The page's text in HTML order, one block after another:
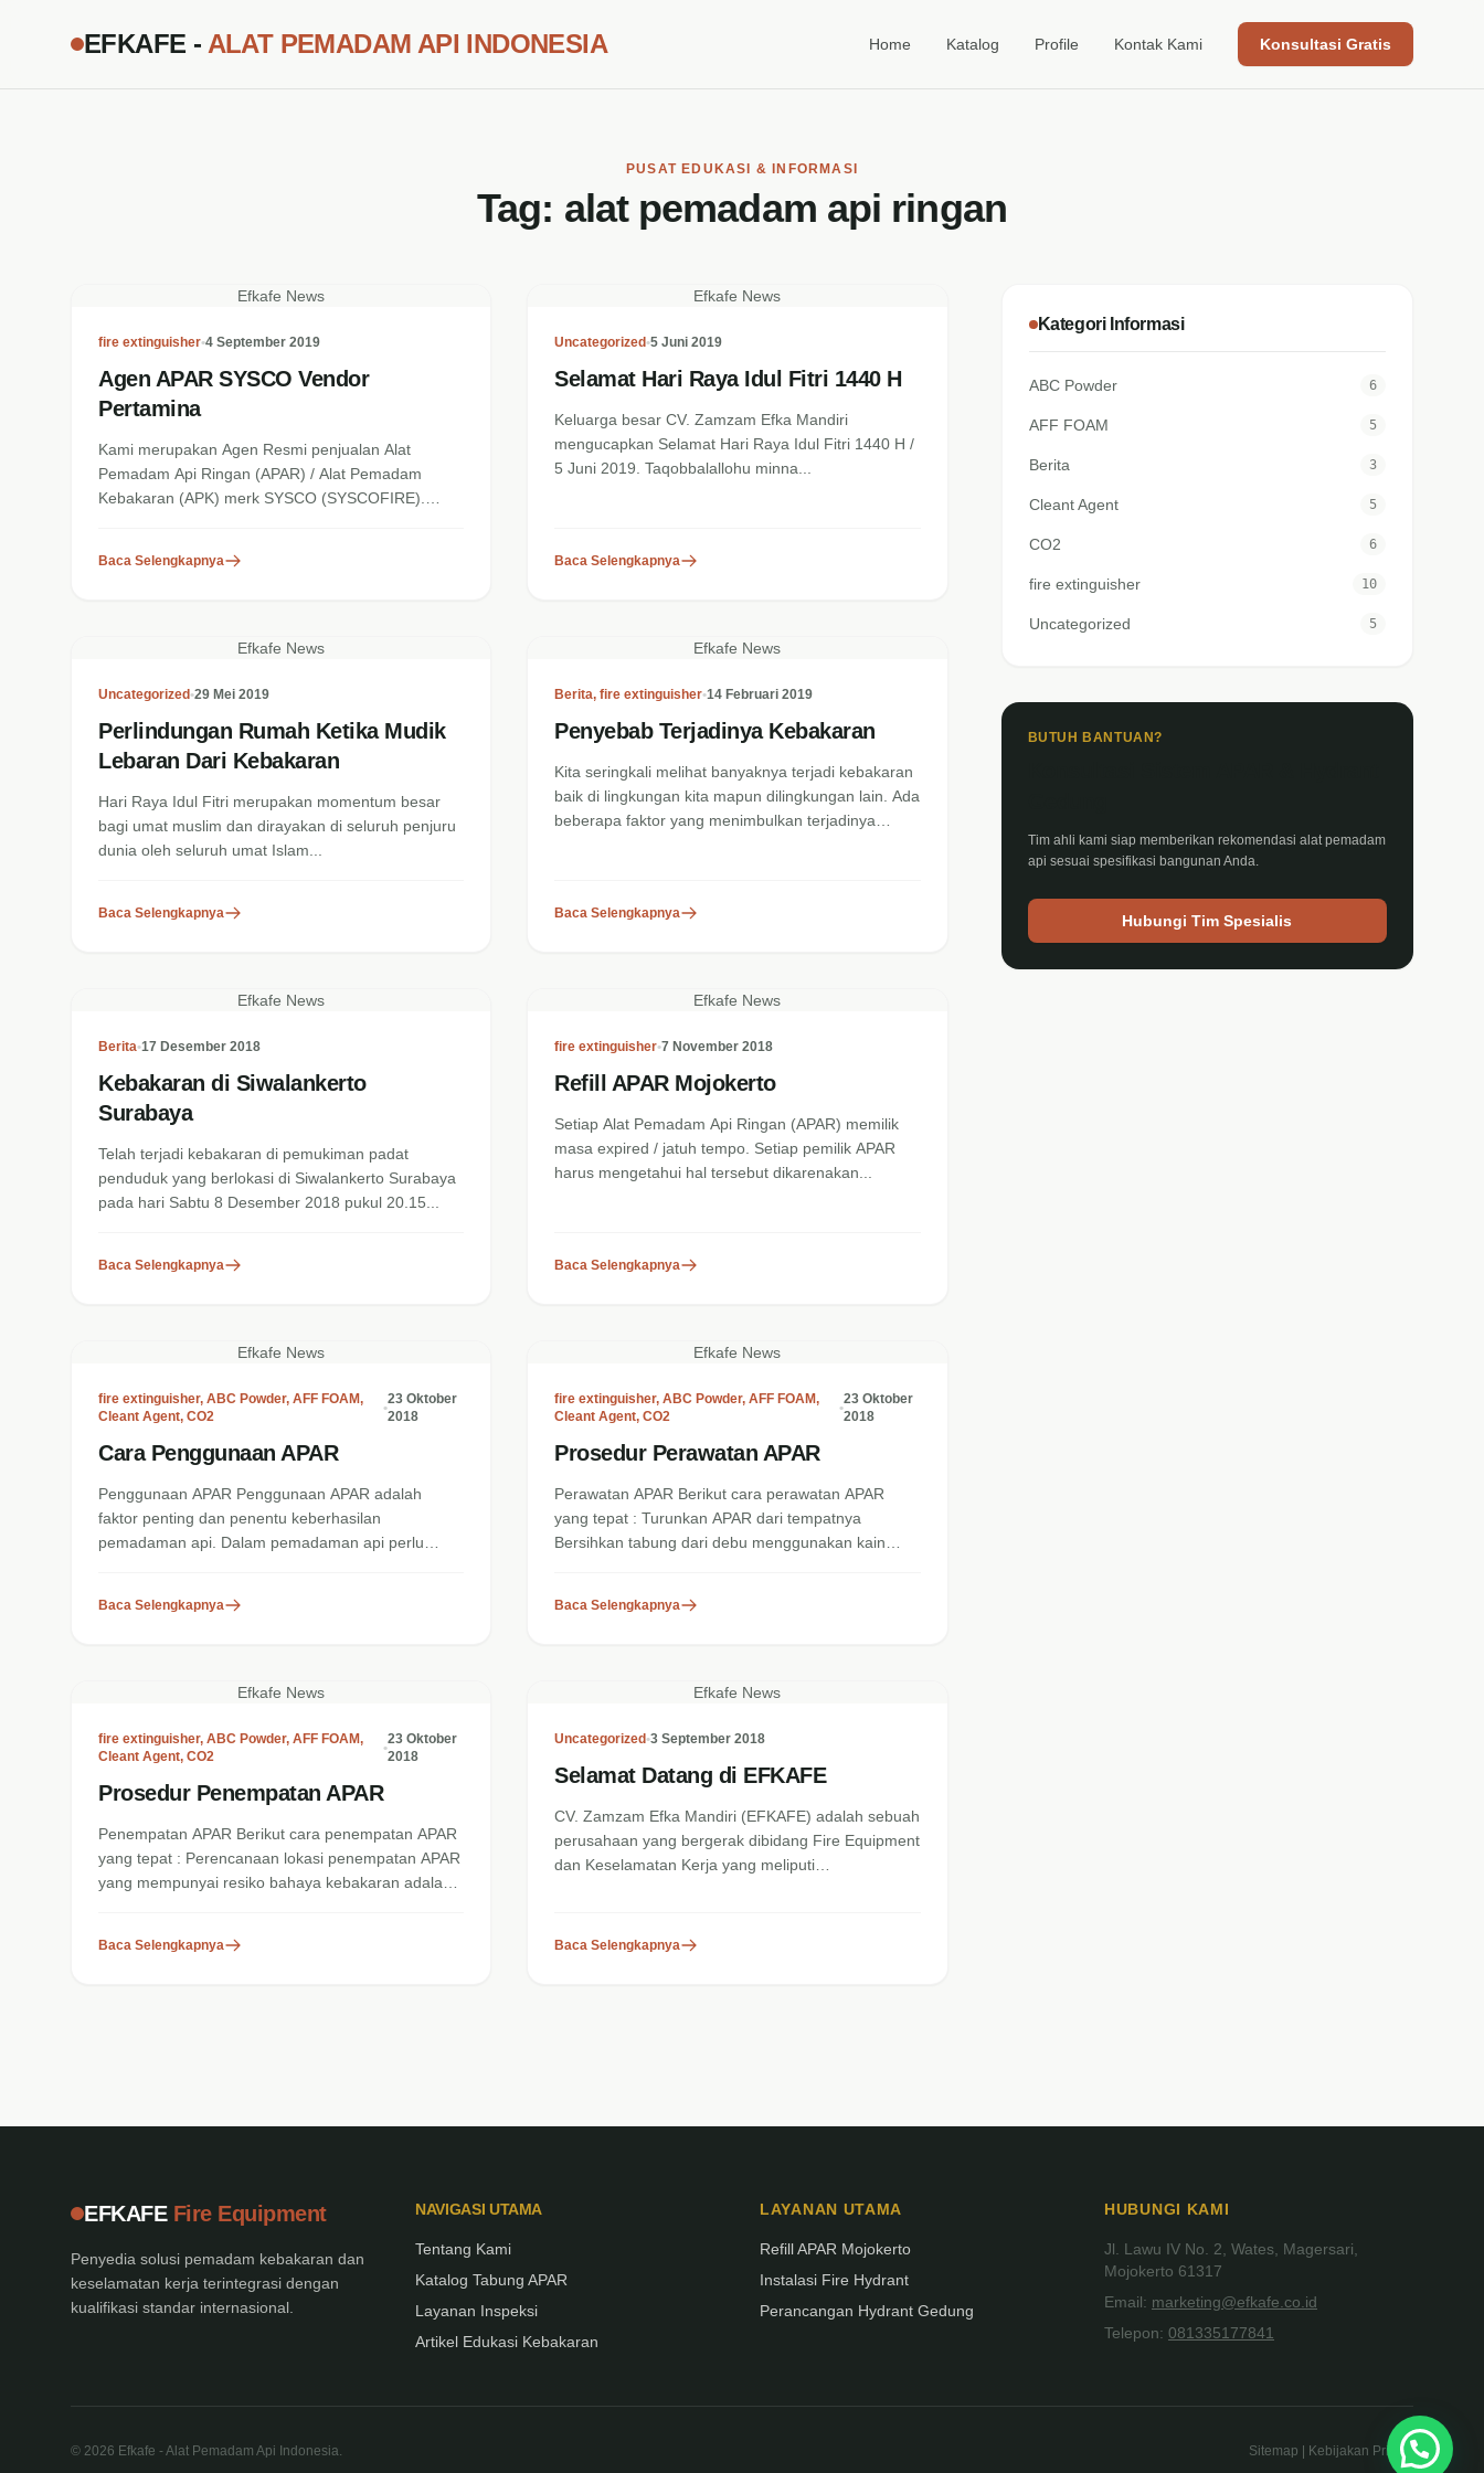
EFKAFE - ALAT PEMADAM API INDONESIA Home Katalog Profile Kontak Kami Konsultasi Gratis
PUSAT EDUKASI & INFORMASI
Tag: alat pemadam api ringan
Efkafe News
fire extinguisher•4 September 2019
Agen APAR SYSCO Vendor
Pertamina
Kami merupakan Agen Resmi penjualan Alat
Pemadam Api Ringan (APAR) / Alat Pemadam
Kebakaran (APK) merk SYSCO (SYSCOFIRE).
Baca Selengkapnya
Efkafe News
Uncategorized•5 Juni 2019
Selamat Hari Raya Idul Fitri 1440 H
Keluarga besar CV. Zamzam Efka Mandiri
mengucapkan Selamat Hari Raya Idul Fitri 1440 H /
5 Juni 2019. Taqobbalallohu minna...
Baca Selengkapnya
Efkafe News
Uncategorized•29 Mei 2019
Perlindungan Rumah Ketika Mudik
Lebaran Dari Kebakaran
Hari Raya Idul Fitri merupakan momentum besar
bagi umat muslim dan dirayakan di seluruh penjuru
dunia oleh seluruh umat Islam...
Baca Selengkapnya
Efkafe News
Berita,fire extinguisher•14 Februari 2019
Penyebab Terjadinya Kebakaran
Kita seringkali melihat banyaknya terjadi kebakaran
baik di lingkungan kita mapun dilingkungan lain. Ada
beberapa faktor yang menimbulkan terjadinya
Baca Selengkapnya
Efkafe News
Berita•17 Desember 2018
Kebakaran di Siwalankerto
Surabaya
Telah terjadi kebakaran di pemukiman padat
penduduk yang berlokasi di Siwalankerto Surabaya
pada hari Sabtu 8 Desember 2018 pukul 20.15...
Baca Selengkapnya
Efkafe News
fire extinguisher•7 November 2018
Refill APAR Mojokerto
Setiap Alat Pemadam Api Ringan (APAR) memilik
masa expired / jatuh tempo. Setiap pemilik APAR
harus mengetahui hal tersebut dikarenakan...
Baca Selengkapnya
Efkafe News
fire extinguisher, ABC Powder, AFF FOAM,
Cleant Agent, CO2
•
23 Oktober
2018
Cara Penggunaan APAR
Penggunaan APAR Penggunaan APAR adalah
faktor penting dan penentu keberhasilan
pemadaman api. Dalam pemadaman api perlu
Baca Selengkapnya
Efkafe News
fire extinguisher,ABC Powder,AFF FOAM,
Cleant Agent,CO2
•
23 Oktober
2018
Prosedur Perawatan APAR
Perawatan APAR Berikut cara perawatan APAR
yang tepat : Turunkan APAR dari tempatnya
Bersihkan tabung dari debu menggunakan kain
Baca Selengkapnya
Efkafe News
fire extinguisher, ABC Powder, AFF FOAM,
Cleant Agent, CO2
•
23 Oktober
2018
Prosedur Penempatan APAR
Penempatan APAR Berikut cara penempatan APAR
yang tepat : Perencanaan lokasi penempatan APAR
yang mempunyai resiko bahaya kebakaran adalah
Baca Selengkapnya
Efkafe News
Uncategorized•3 September 2018
Selamat Datang di EFKAFE
CV. Zamzam Efka Mandiri (EFKAFE) adalah sebuah
perusahaan yang bergerak dibidang Fire Equipment
dan Keselamatan Kerja yang meliputi
Baca Selengkapnya
Kategori Informasi
ABC Powder 6
AFF FOAM 5
Berita 3
Cleant Agent 5
CO2 6
fire extinguisher 10
Uncategorized 5
BUTUH BANTUAN?
Tim ahli kami siap memberikan rekomendasi alat pemadam
api sesuai spesifikasi bangunan Anda.
Hubungi Tim Spesialis
EFKAFE Fire Equipment
Penyedia solusi pemadam kebakaran dan
keselamatan kerja terintegrasi dengan
kualifikasi standar internasional.
NAVIGASI UTAMA
Tentang Kami
Katalog Tabung APAR
Layanan Inspeksi
Artikel Edukasi Kebakaran
LAYANAN UTAMA
Refill APAR Mojokerto
Instalasi Fire Hydrant
Perancangan Hydrant Gedung
HUBUNGI KAMI
Jl. Lawu IV No. 2, Wates, Magersari,
Mojokerto 61317
Email: marketing@efkafe.co.id
Telepon: 081335177841
© 2026 Efkafe - Alat Pemadam Api Indonesia. Sitemap | Kebijakan Privasi